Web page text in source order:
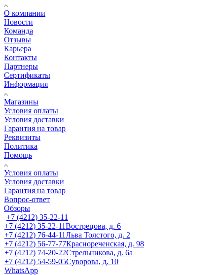
О компании
Новости
Команда
Отзывы
Карьера
Контакты
Партнеры
Сертификаты
Информация
Магазины
Условия оплаты
Условия доставки
Гарантия на товар
Реквизиты
Политика
Помощь
Условия оплаты
Условия доставки
Гарантия на товар
Вопрос-ответ
Обзоры
+7 (4212) 35-22-11
+7 (4212) 35-22-11Вострецова, д. 6
+7 (4212) 76-44-11Льва Толстого, д. 2
+7 (4212) 56-77-77Краснореченская, д. 98
+7 (4212) 74-20-22Стрельникова, д. 6а
+7 (4212) 54-59-05Суворова, д. 10
WhatsApp